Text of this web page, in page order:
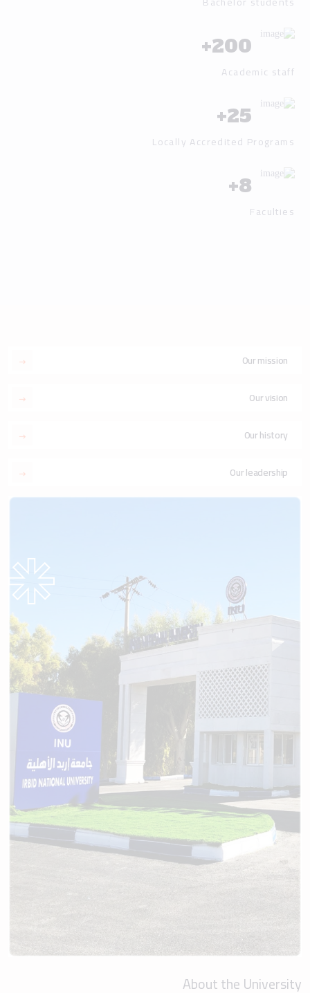
200
+
Academic staff
25
+
Locally Accredited Programs
8
+
Faculties
Our mission
Our vision
Our history
Our leadership
About the University